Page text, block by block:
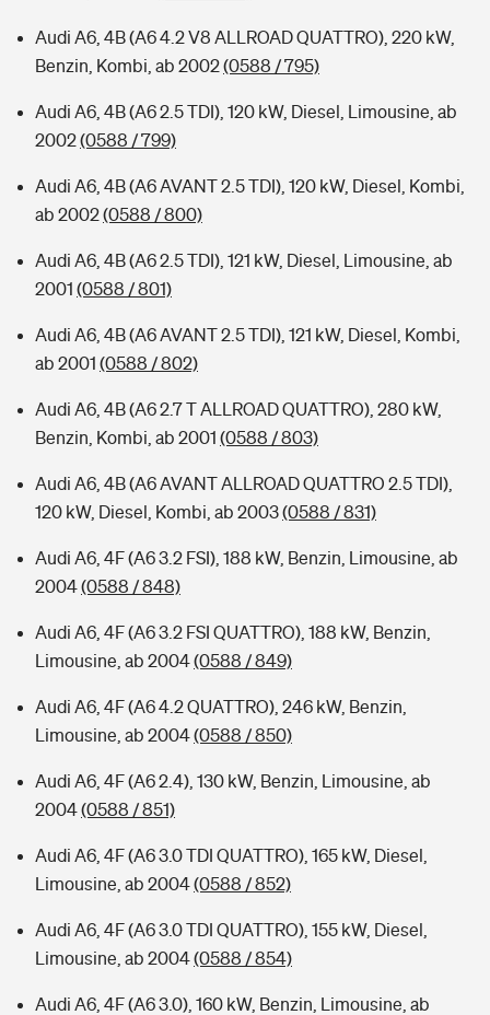
Audi A6, 4B (A6 4.2 V8 ALLROAD QUATTRO), 220 kW,
Benzin, Kombi, ab 2002(0588 / 795)
Audi A6, 4B (A6 2.5 TDI), 120 kW, Diesel, Limousine, ab
2002(0588 / 799)
Audi A6, 4B (A6 AVANT 2.5 TDI), 120 kW, Diesel, Kombi,
ab 2002(0588 / 800)
Audi A6, 4B (A6 2.5 TDI), 121 kW, Diesel, Limousine, ab
2001 (0588 / 801)
Audi A6, 4B (A6 AVANT 2.5 TDI), 121 kW, Diesel, Kombi,
ab 2001 (0588 / 802)
Audi A6, 4B (A6 2.7 T ALLROAD QUATTRO), 280 kW,
Benzin, Kombi, ab 2001 (0588 / 803)
Audi A6, 4B (A6 AVANT ALLROAD QUATTRO 2.5 TDI),
120 kW, Diesel, Kombi, ab 2003(0588 / 831)
Audi A6, 4F (A6 3.2 FSI), 188 kW, Benzin, Limousine, ab
2004(0588 / 848)
Audi A6, 4F (A6 3.2 FSI QUATTRO), 188 kW, Benzin,
Limousine, ab 2004(0588 / 849)
Audi A6, 4F (A6 4.2 QUATTRO), 246 kW, Benzin,
Limousine, ab 2004(0588 / 850)
Audi A6, 4F (A6 2.4), 130 kW, Benzin, Limousine, ab
2004(0588 / 851)
Audi A6, 4F (A6 3.0 TDI QUATTRO), 165 kW, Diesel,
Limousine, ab 2004(0588 / 852)
Audi A6, 4F (A6 3.0 TDI QUATTRO), 155 kW, Diesel,
Limousine, ab 2004(0588 / 854)
Audi A6, 4F (A6 3.0), 160 kW, Benzin, Limousine, ab